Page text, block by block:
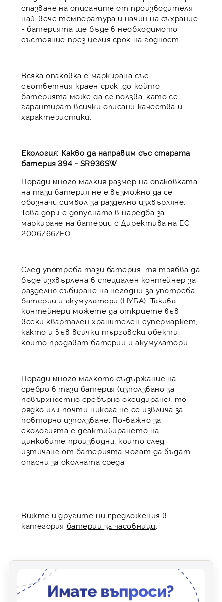
спазване на описаните от производителя
най-вече температура и начин на съхрание
- батерията ще бъде в необходимото
състояние през целия срок на годност.
Всяка опаковка е маркирана със
съответния краен срок ,до който
батерията може да се ползва, като се
гарантират всички описани качества и
характеристики.
Екология: Какво да направим със старата
батерия 394 - SR936SW
Поради много малкия размер на опаковката,
на тази батерия не е възможно да се
обозначи символ за разделно изхвърляне.
Това дори е допуснато в наредба за
маркиране на батерии с Директива на ЕС
2006/66/ЕО.
След употреба тази батерия, тя трябва да
бъде изхвърлена в специален контейнер за
разделно събиране на негодни за употреба
батерии и акумулатори (НУБА). Такива
контейнери можете да откриете във
всеки квартален хранителен супермаркет,
както и във всички търговски обекти,
които продават батерии и акумулатори.
Поради много малкото съдържание на
сребро в тази батерия (използвано за
повърхностно сребърно оксидиране), то
рядко или почти никога не се извлича за
повторно използване. По-важно за
екологията е деактивирането на
цинковите производни, които след
изтичане от батерията могат да бъдат
опасни за околната среда.
Вижте и другите ни предложения в
категория батерии за часовници